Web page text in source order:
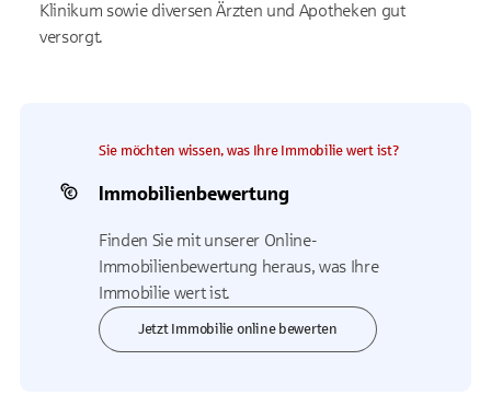
Klinikum sowie diversen Ärzten und Apotheken gut
versorgt.
Sie möchten wissen, was Ihre Immobilie wert ist?
Immobilienbewertung
Finden Sie mit unserer Online-
Immobilienbewertung heraus, was Ihre
Immobilie wert ist.
Jetzt Immobilie online bewerten